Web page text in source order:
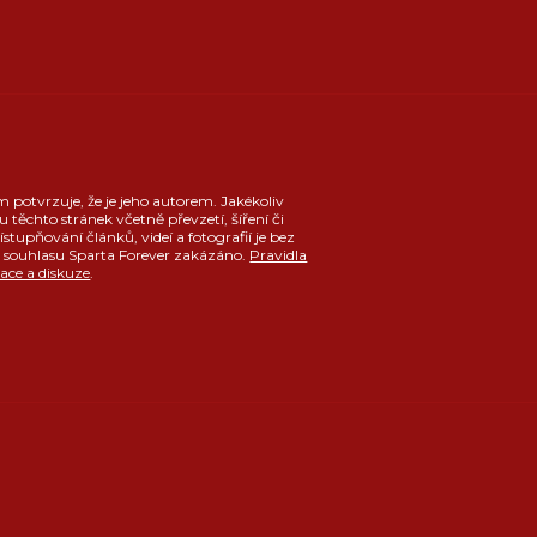
potvrzuje, že je jeho autorem. Jakékoliv
těchto stránek včetně převzetí, šíření či
článků, videí a fotografií je bez
Sparta Forever zakázáno. Pravidla
a diskuze